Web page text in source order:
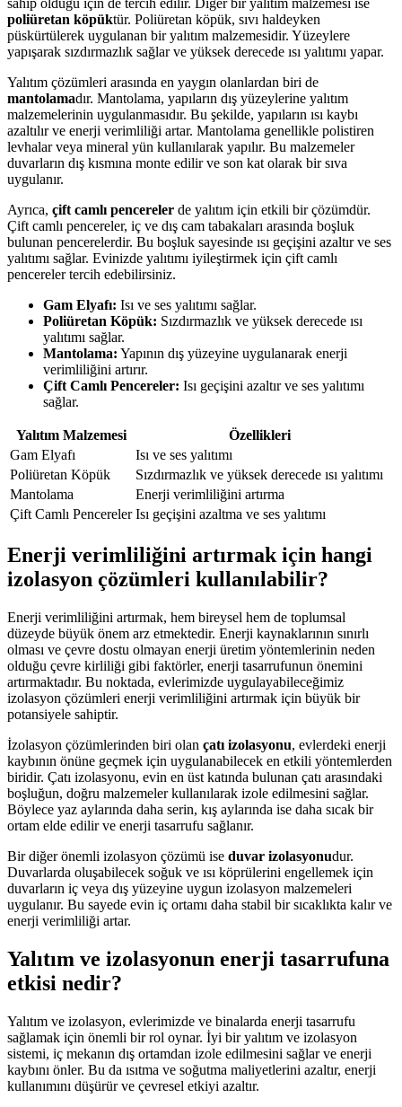
sahip olduğu için de tercih edilir. Diğer bir yalıtım malzemesi ise
poliüretan köpüktür. Poliüretan köpük, sıvı haldeyken
püskürtülerek uygulanan bir yalıtım malzemesidir. Yüzeylere
yapışarak sızdırmazlık sağlar ve yüksek derecede ısı yalıtımı yapar.
Yalıtım çözümleri arasında en yaygın olanlardan biri de
mantolamadır. Mantolama, yapıların dış yüzeylerine yalıtım
malzemelerinin uygulanmasıdır. Bu şekilde, yapıların ısı kaybı
azaltılır ve enerji verimliliği artar. Mantolama genellikle polistiren
levhalar veya mineral yün kullanılarak yapılır. Bu malzemeler
duvarların dış kısmına monte edilir ve son kat olarak bir sıva
uygulanır.
Ayrıca, çift camlı pencereler de yalıtım için etkili bir çözümdür.
Çift camlı pencereler, iç ve dış cam tabakaları arasında boşluk
bulunan pencerelerdir. Bu boşluk sayesinde ısı geçişini azaltır ve ses
yalıtımı sağlar. Evinizde yalıtımı iyileştirmek için çift camlı
pencereler tercih edebilirsiniz.
Gam Elyafı: Isı ve ses yalıtımı sağlar.
Poliüretan Köpük: Sızdırmazlık ve yüksek derecede ısı
yalıtımı sağlar.
Mantolama: Yapının dış yüzeyine uygulanarak enerji
verimliliğini artırır.
Çift Camlı Pencereler: Isı geçişini azaltır ve ses yalıtımı
sağlar.
Yalıtım Malzemesi
Özellikleri
Gam Elyafı
Isı ve ses yalıtımı
Poliüretan Köpük
Sızdırmazlık ve yüksek derecede ısı yalıtımı
Mantolama
Enerji verimliliğini artırma
Çift Camlı Pencereler Isı geçişini azaltma ve ses yalıtımı
Enerji verimliliğini artırmak için hangi
izolasyon çözümleri kullanılabilir?
Enerji verimliliğini artırmak, hem bireysel hem de toplumsal
düzeyde büyük önem arz etmektedir. Enerji kaynaklarının sınırlı
olması ve çevre dostu olmayan enerji üretim yöntemlerinin neden
olduğu çevre kirliliği gibi faktörler, enerji tasarrufunun önemini
artırmaktadır. Bu noktada, evlerimizde uygulayabileceğimiz
izolasyon çözümleri enerji verimliliğini artırmak için büyük bir
potansiyele sahiptir.
İzolasyon çözümlerinden biri olan çatı izolasyonu, evlerdeki enerji
kaybının önüne geçmek için uygulanabilecek en etkili yöntemlerden
biridir. Çatı izolasyonu, evin en üst katında bulunan çatı arasındaki
boşluğun, doğru malzemeler kullanılarak izole edilmesini sağlar.
Böylece yaz aylarında daha serin, kış aylarında ise daha sıcak bir
ortam elde edilir ve enerji tasarrufu sağlanır.
Bir diğer önemli izolasyon çözümü ise duvar izolasyonudur.
Duvarlarda oluşabilecek soğuk ve ısı köprülerini engellemek için
duvarların iç veya dış yüzeyine uygun izolasyon malzemeleri
uygulanır. Bu sayede evin iç ortamı daha stabil bir sıcaklıkta kalır ve
enerji verimliliği artar.
Yalıtım ve izolasyonun enerji tasarrufuna
etkisi nedir?
Yalıtım ve izolasyon, evlerimizde ve binalarda enerji tasarrufu
sağlamak için önemli bir rol oynar. İyi bir yalıtım ve izolasyon
sistemi, iç mekanın dış ortamdan izole edilmesini sağlar ve enerji
kaybını önler. Bu da ısıtma ve soğutma maliyetlerini azaltır, enerji
kullanımını düşürür ve çevresel etkiyi azaltır.